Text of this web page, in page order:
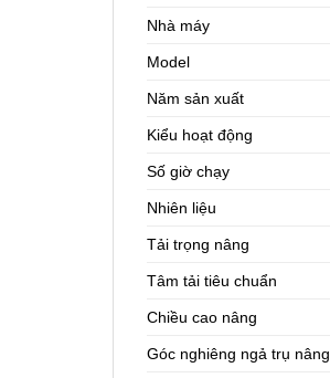
Nhà máy
Model
Năm sản xuất
Kiểu hoạt động
Số giờ chạy
Nhiên liệu
Tải trọng nâng
Tâm tải tiêu chuẩn
Chiều cao nâng
Góc nghiêng ngả trụ nâng